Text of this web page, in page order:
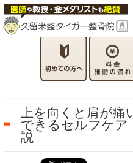
上を向くと肩が
できるセルフケア
説